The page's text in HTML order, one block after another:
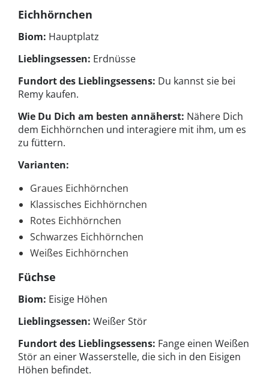
Eichhörnchen
Biom: Hauptplatz
Lieblingsessen: Erdnüsse
Fundort des Lieblingsessens: Du kannst sie bei
Remy kaufen.
Wie Du Dich am besten annäherst: Nähere Dich
dem Eichhörnchen und interagiere mit ihm, um es
zu füttern.
Varianten:
Graues Eichhörnchen
Klassisches Eichhörnchen
Rotes Eichhörnchen
Schwarzes Eichhörnchen
Weißes Eichhörnchen
Füchse
Biom: Eisige Höhen
Lieblingsessen: Weißer Stör
Fundort des Lieblingsessens: Fange einen Weißen
Stör an einer Wasserstelle, die sich in den Eisigen
Höhen befindet.